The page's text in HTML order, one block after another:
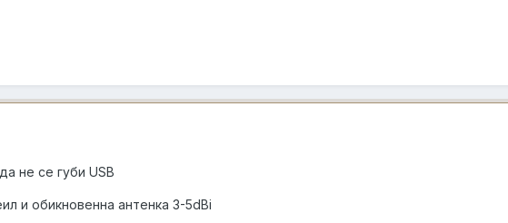
не се губи USB
и обикновенна антенка 3-5dBi